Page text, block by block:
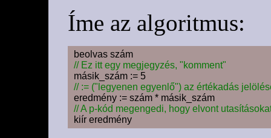
Íme az algoritmus:
// Ez itt egy megjegyzés, "komment"
// := ("legyenen egyenlő") az értékadás
// A p-kód megengedi, hogy elvont